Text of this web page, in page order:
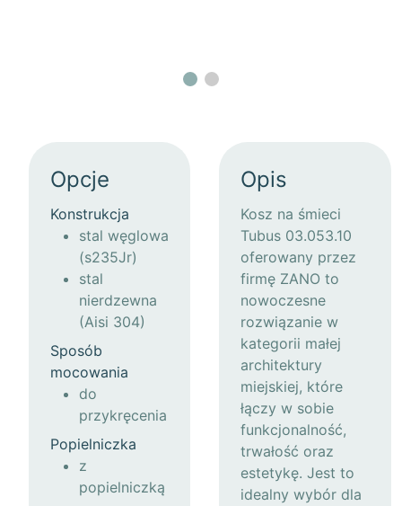
Opcje
Konstrukcja
stal węglowa
(s235Jr)
stal
nierdzewna
(Aisi 304)
Sposób
mocowania
do
przykręcenia
Popielniczka
z
popielniczką
Opis
Kosz na śmieci
Tubus 03.053.10
oferowany przez
firmę ZANO to
nowoczesne
rozwiązanie w
kategorii małej
architektury
miejskiej, które
łączy w sobie
funkcjonalność,
trwałość oraz
estetykę. Jest to
idealny wybór dla